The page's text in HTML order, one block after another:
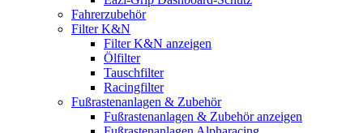
Fahrerzubehör
Filter K&N
Filter K&N anzeigen
Ölfilter
Tauschfilter
Racingfilter
Fußrastenanlagen & Zubehör
Fußrastenanlagen & Zubehör anzeigen